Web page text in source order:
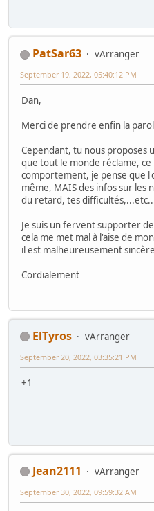
PatSar63
vArranger
September 19, 2022, 05:40:12 PM
Dan,
Merci de prendre enfin la
Cependant, tu nous proposes
que tout le monde réclame, ce
comportement, je pense que
même, MAIS des infos sur les
du retard, tes
Je suis un fervent supporter
cela me met mal à l'aise de
il est malheureusement
Cordialement
ElTyros
vArranger
September 20, 2022, 03:35:21 PM
+1
Jean2111
vArranger
September 30, 2022, 09:59:32 AM